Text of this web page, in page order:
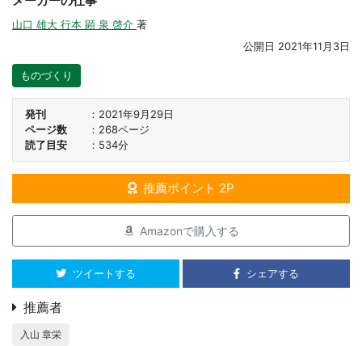
山口 雄大 行本 顕 泉 啓介 著
公開日 2021年11月3日
ものづくり
発刊
2021年9月29日
ページ数
268ページ
読了目安
534分
推薦ポイント 2P
Amazonで購入する
ツイートする シェアする
推薦者
入山 章栄